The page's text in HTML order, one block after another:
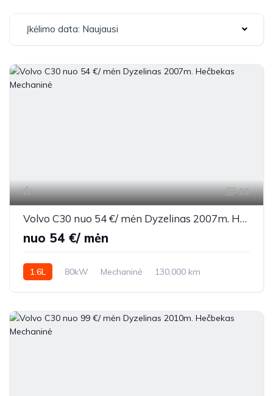
Įkėlimo data: Naujausi
10
Volvo C30 nuo 54 €/ mėn Dyzelinas 2007m. Hečbekas Mechaninė
nuo 54 €/ mėn
1.6L 80kW Mechaninė
130,000 km